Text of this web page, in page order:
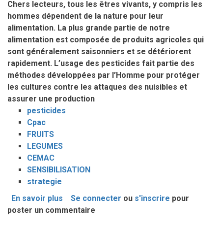
Chers lecteurs, tous les êtres vivants, y compris les
hommes dépendent de la nature pour leur
alimentation. La plus grande partie de notre
alimentation est composée de produits agricoles qui
sont généralement saisonniers et se détériorent
rapidement. L’usage des pesticides fait partie des
méthodes développées par l’Homme pour protéger
les cultures contre les attaques des nuisibles et
assurer une production
pesticides
Cpac
FRUITS
LEGUMES
CEMAC
SENSIBILISATION
strategie
En savoir plus sur
Pesticides
Se connecter ou s'inscrire pour
poster un commentaire